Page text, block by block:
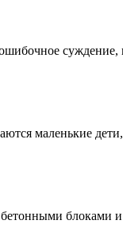
суждение,
маленькие
блоками и